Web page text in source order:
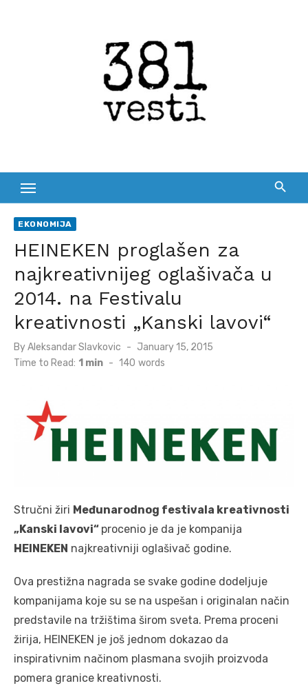
EKONOMIJA
HEINEKEN proglašen za
najkreativnijeg oglašivača u
2014. na Festivalu
kreativnosti „Kanski lavovi“
ByAleksandar Slavkovic
Posted
on
January 15, 2015
Time to Read: 1 min - 140 words
Stručni žiri Međunarodnog festivala kreativnosti
„Kanski lavovi“ procenio je da je kompanija
HEINEKEN najkreativniji oglašivač godine.
Ova prestižna nagrada se svake godine dodeljuje
kompanijama koje su se na uspešan i originalan način
predstavile na tržištima širom sveta. Prema proceni
žirija, HEINEKEN je još jednom dokazao da
inspirativnim načinom plasmana svojih proizvoda
pomera granice kreativnosti.